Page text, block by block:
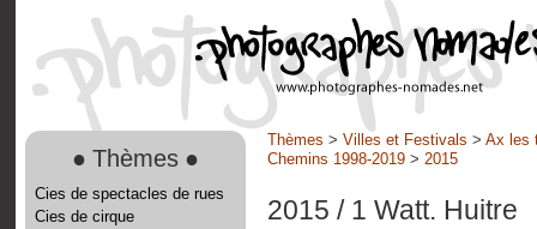
● Thèmes ●
Cies de spectacles de rues
Cies de cirque
Thèmes > Villes et Festivals > Ax les
Chemins 1998-2019> 2015
2015 / 1 Watt. Huitre